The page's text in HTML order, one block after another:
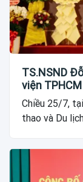
TS.NSND
viện TPHCM
Chiều 25/7,
thao và Du